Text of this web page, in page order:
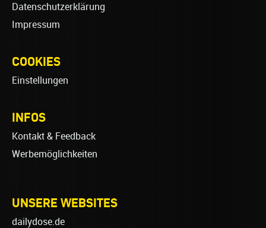
Datenschutzerklärung
Impressum
COOKIES
Einstellungen
INFOS
Kontakt & Feedback
Werbemöglichkeiten
UNSERE WEBSITES
dailydose.de